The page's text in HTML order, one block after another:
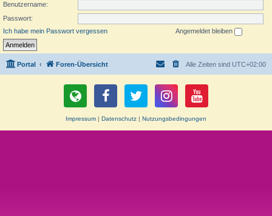
Benutzername:
Passwort:
Ich habe mein Passwort vergessen
Angemeldet bleiben
Portal Foren-Übersicht Alle Zeiten sind UTC+02:00
Impressum | Datenschutz | Nutzungsbedingungen